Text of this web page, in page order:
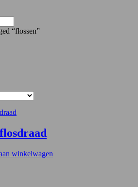
“flossen”
winkelwagen